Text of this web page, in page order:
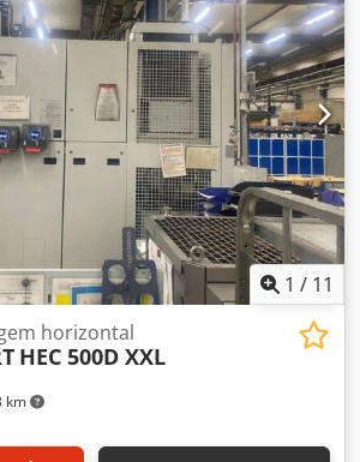
1 / 11
km
horizontal
HEC 500D XXL